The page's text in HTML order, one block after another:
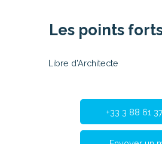
Les points
Libre d'Architecte
+33 3 88 61